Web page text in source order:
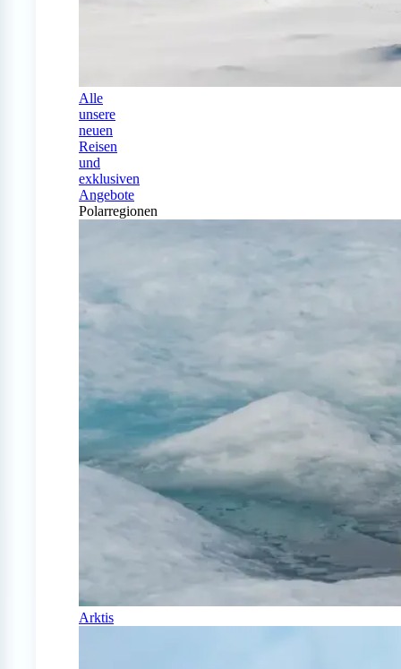
Alle
unsere
neuen
Reisen
und
exklusiven
Angebote
Polarregionen
Arktis